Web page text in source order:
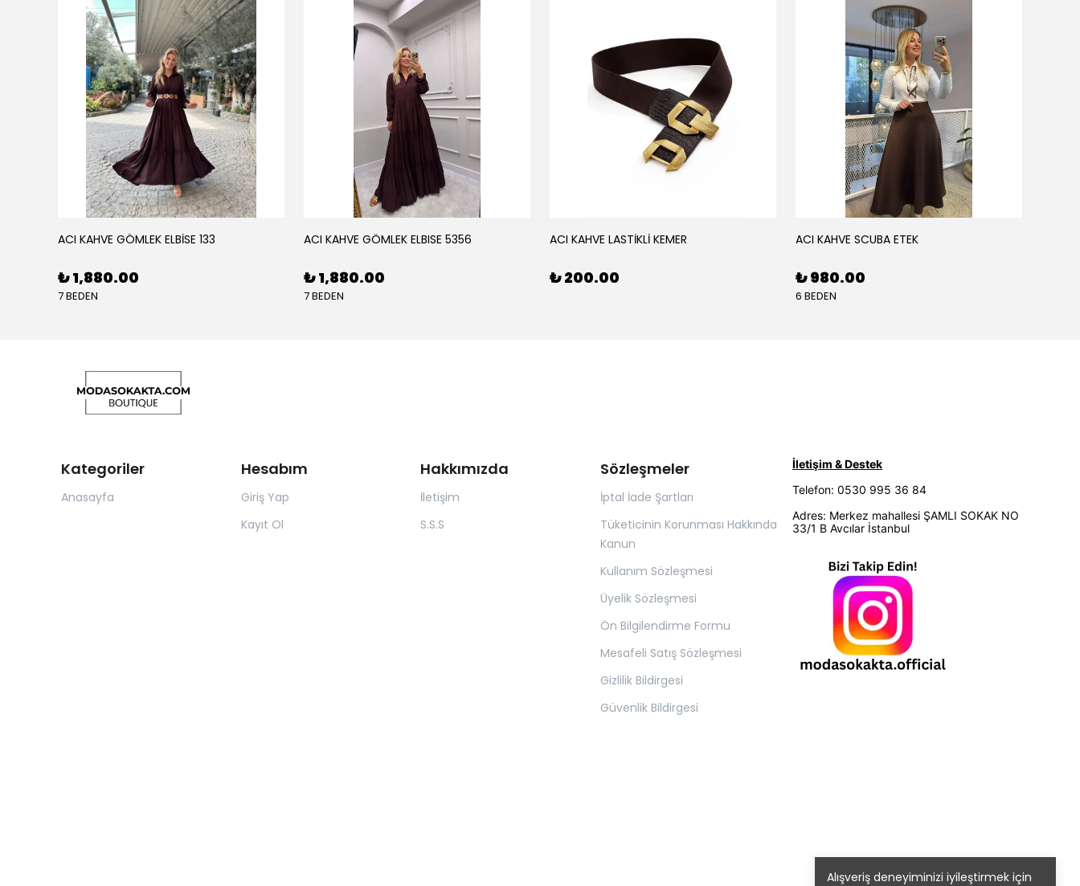
Alışveriş deneyiminizi iyileştirmek için
ACI KAHVE GÖMLEK ELBİSE 133
₺ 1,880.00
7 BEDEN
ACI KAHVE GÖMLEK ELBISE 5356
₺ 1,880.00
7 BEDEN
ACI KAHVE LASTİKLİ KEMER
₺ 200.00
ACI KAHVE SCUBA ETEK
₺ 980.00
6 BEDEN
Kategoriler
Anasayfa
Hesabım
Giriş Yap
Kayıt Ol
Hakkımızda
İletişim
S.S.S
Sözleşmeler
İptal İade Şartları
Tüketicinin Korunması Hakkında
Kanun
Kullanım Sözleşmesi
Üyelik Sözleşmesi
Ön Bilgilendirme Formu
Mesafeli Satış Sözleşmesi
Gizlilik Bildirgesi
Güvenlik Bildirgesi
İletişim & Destek
Telefon: 0530 995 36 84
Adres: Merkez mahallesi ŞAMLI SOKAK NO
33/1 B Avcılar İstanbul